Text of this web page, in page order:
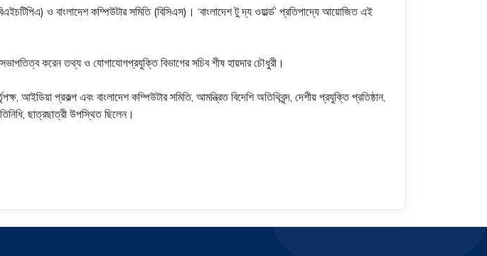
ও বাংলাদেশ কম্পিউটার সমিতি (বিসিএস)। ‘বাংলাদেশ টু দ্য ওয়ার্ল্ড’ প্রতিপাদ্যে আয়োজিত এই
করেন তথ্য ও যোগাযোগপ্রযুক্তি বিভাগের সচিব শীষ হায়দার চৌধুরী।
প্রকল্প এবং বাংলাদেশ কম্পিউটার সমিতি, আমন্ত্রিত বিদেশি অতিথিবৃন্দ, দেশীয় প্রযুক্তি প্রতিষ্ঠান,
ছাত্রছাত্রী উপস্থিত ছিলেন।